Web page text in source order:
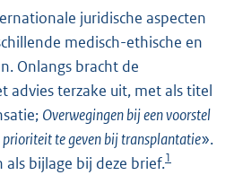
juridische aspecten
medisch-ethische en
Onlangs bracht de
advies terzake uit, met als titel
Overwegingen bij een voorstel
te geven bij transplantatie».
bijlage bij deze brief.1